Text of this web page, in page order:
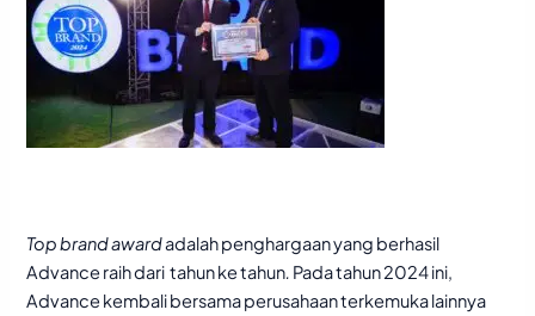
Top brand awardadalah penghargaan yang berhasil
Advance raih dari tahun ke tahun Pada tahun 2024 ini,
Advance kembali bersama perusahaan terkemuka lainnya